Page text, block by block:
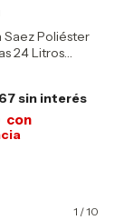
Saez Poliéster
24 Litros
sin interés
con
1 /10